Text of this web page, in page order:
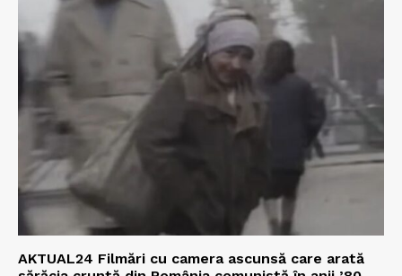
AKTUAL24 Filmări cu camera ascunsă care arată